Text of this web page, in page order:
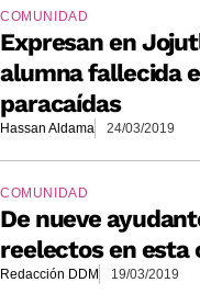
COMUNIDAD
Expresan en
alumna fallecida
paracaídas
Hassan Aldama 24/03/2019
COMUNIDAD
De nueve
reelectos en esta
Redacción DDM 19/03/2019